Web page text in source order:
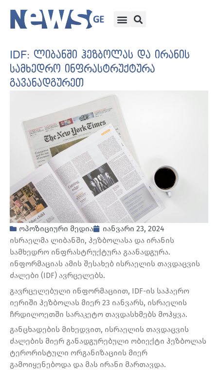
IDF: ლიბანში ჰეზბოლას და ირანის
სამხედრო ინფრასტრუქტურა
გავანადგურეთ
ოპოზიციური მედია
იანვარი 23, 2024
ისრაელმა ლიბანში, ჰეზბოლასა და ირანის
სამხედრო ინფრასტრუქტურა გაანადგურა.
ინფორმაციას ამის შესახებ ისრაელის თავდაცვის
ძალები (IDF) ავრცელებს.
გავრცელებული ინფორმაციით, IDF-ის საჰაერო
იერიში ჰეზბოლას მიერ 23 იანვარს, ისრაელის
ჩრდილოეთში სარაკეტო თავდასხმებს მოჰყვა.
განცხადების მიხედვით, ისრაელის თავდაცვის
ძალების მიერ განადგურებული ობიექტი ჰეზბოლას
ტერორისტული ორგანიზაციის მიერ
გამოიყენებოდა და მას ირანი მართავდა.